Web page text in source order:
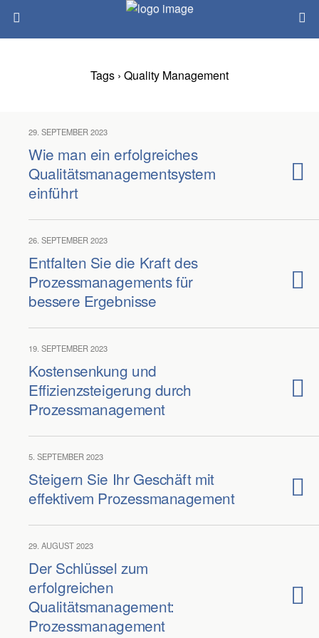
Tags › Quality Management
29. SEPTEMBER 2023
Wie man ein erfolgreiches
Qualitätsmanagementsystem
einführt
26. SEPTEMBER 2023
Entfalten Sie die Kraft des
Prozessmanagements für
bessere Ergebnisse
19. SEPTEMBER 2023
Kostensenkung und
Effizienzsteigerung durch
Prozessmanagement
5. SEPTEMBER 2023
Steigern Sie Ihr Geschäft mit
effektivem Prozessmanagement
29. AUGUST 2023
Der Schlüssel zum
erfolgreichen
Qualitätsmanagement:
Prozessmanagement